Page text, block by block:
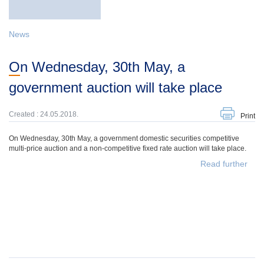
News
On Wednesday, 30th May, a
government auction will take place
Created : 24.05.2018. Print
On Wednesday, 30th May, a government domestic securities competitive
multi-price auction and a non-competitive fixed rate auction will take place.
Read further